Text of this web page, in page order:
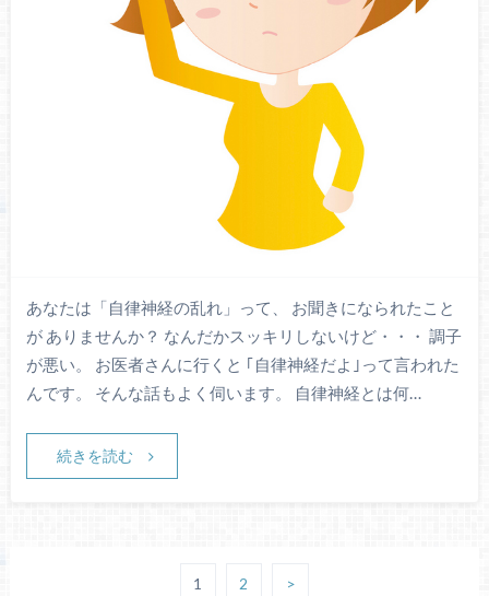
あなたは「自律神経の乱れ」って、 お聞きになられたこと
が ありませんか？ なんだかスッキリしないけど・・・ 調子
が悪い。 お医者さんに行くと ｢自律神経だよ｣って言われた
んです。 そんな話もよく伺います。 自律神経とは何…
続きを読む
1 2 >